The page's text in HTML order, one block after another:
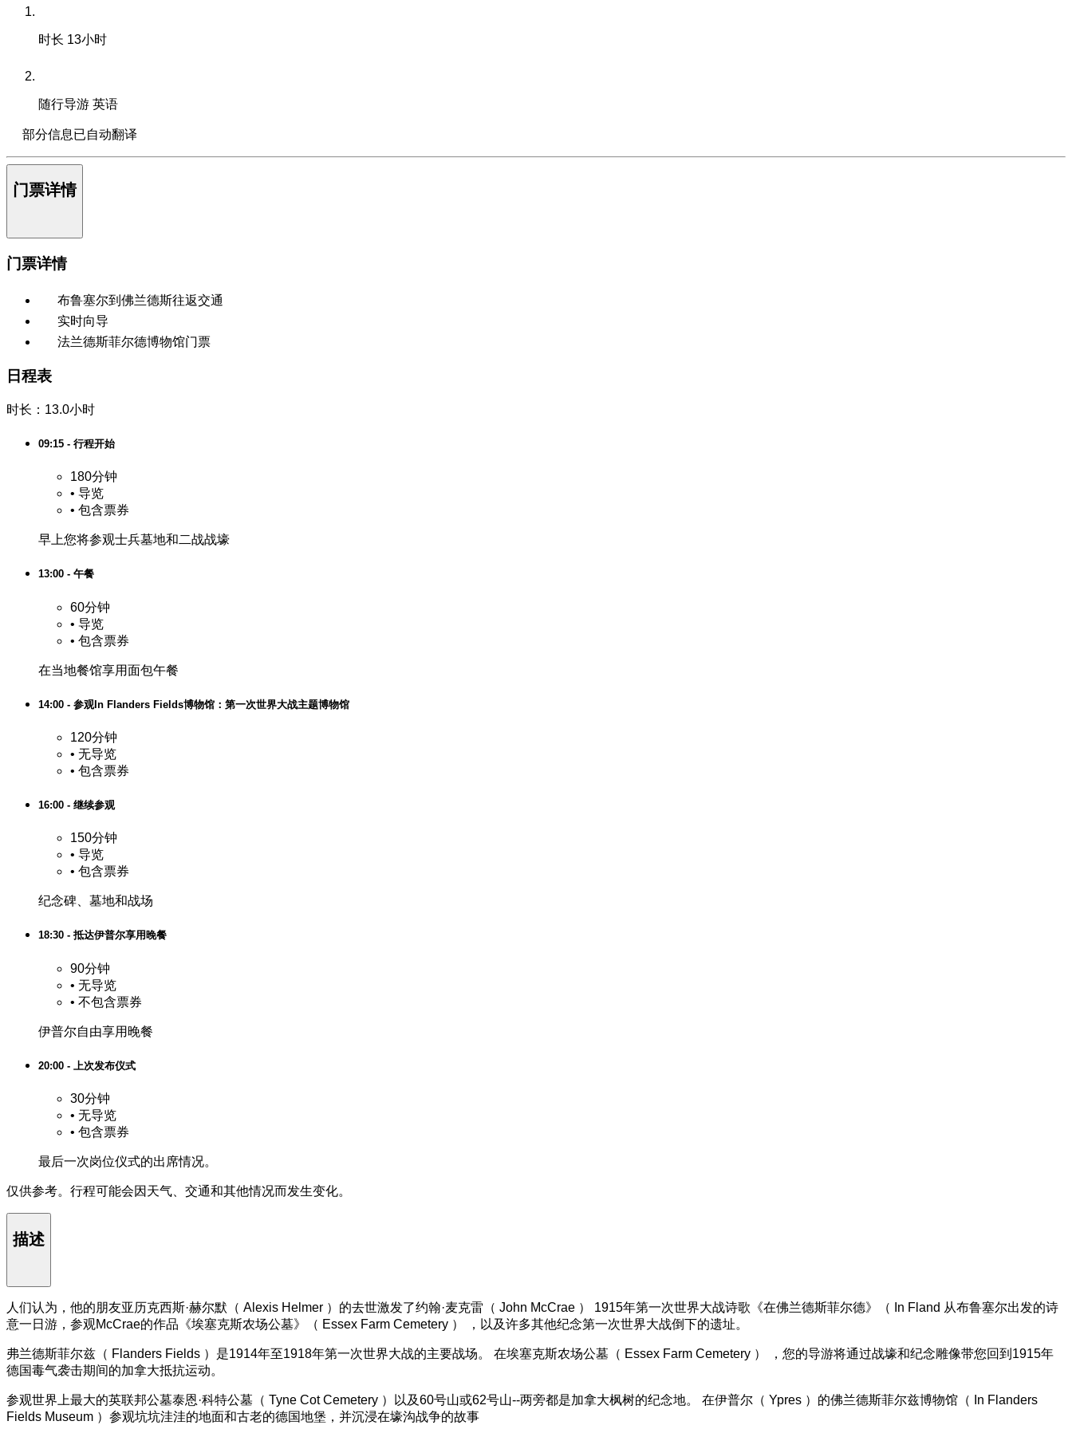
时长 13小时
随行导游 英语
部分信息已自动翻译
门票详情
门票详情
布鲁塞尔到佛兰德斯往返交通
实时向导
法兰德斯菲尔德博物馆门票
日程表
时长：13.0小时
09:15 - 行程开始
180分钟
• 导览
• 包含票券
早上您将参观士兵墓地和二战战壕
13:00 - 午餐
60分钟
• 导览
• 包含票券
在当地餐馆享用面包午餐
14:00 - 参观In Flanders Fields博物馆：第一次世界大战主题博物馆
120分钟
• 无导览
• 包含票券
16:00 - 继续参观
150分钟
• 导览
• 包含票券
纪念碑、墓地和战场
18:30 - 抵达伊普尔享用晚餐
90分钟
• 无导览
• 不包含票券
伊普尔自由享用晚餐
20:00 - 上次发布仪式
30分钟
• 无导览
• 包含票券
最后一次岗位仪式的出席情况。
仅供参考。行程可能会因天气、交通和其他情况而发生变化。
描述
人们认为，他的朋友亚历克西斯·赫尔默（ Alexis Helmer ）的去世激发了约翰·麦克雷（ John McCrae ） 1915年第一次世界大战诗歌《在佛兰德斯菲尔德》（ In Fland 从布鲁塞尔出发的诗
意一日游，参观McCrae的作品《埃塞克斯农场公墓》（ Essex Farm Cemetery ） ，以及许多其他纪念第一次世界大战倒下的遗址。
弗兰德斯菲尔兹（ Flanders Fields ）是1914年至1918年第一次世界大战的主要战场。 在埃塞克斯农场公墓（ Essex Farm Cemetery ） ，您的导游将通过战壕和纪念雕像带您回到1915年
德国毒气袭击期间的加拿大抵抗运动。
参观世界上最大的英联邦公墓泰恩·科特公墓（ Tyne Cot Cemetery ）以及60号山或62号山--两旁都是加拿大枫树的纪念地。 在伊普尔（ Ypres ）的佛兰德斯菲尔兹博物馆（ In Flanders
Fields Museum ）参观坑坑洼洼的地面和古老的德国地堡，并沉浸在壕沟战争的故事